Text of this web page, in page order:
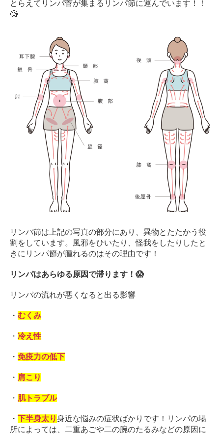
家
療
め
ン
グ
自
由
が
とらえてリンパ菅が集まるリンパ節に運んでいます！！
🧐
リンパ節は上記の写真の部分にあり、異物とたたかう役
割をしています。風邪をひいたり、怪我をしたりしたと
きにリンパ節が腫れるのはその理由です！
リンパはあらゆる原因で滞ります！😱
リンパの流れが悪くなると出る影響
・ むくみ
・ 冷え性
・ 免疫力の低下
・ 肩こり
・ 肌トラブル
・ 下半身太り身近な悩みの症状ばかりです！ リンパの場
所によっては、二重あごや二の腕のたるみなどの原因に